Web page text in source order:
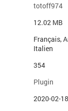
totoff974
12.02 MB
Français,
Italien
354
Plugin
2020-02-